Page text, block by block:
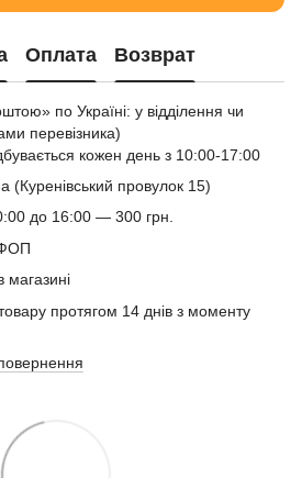
Оплата Возврат
по Україні: у відділення чи
перевізника)
кожен день з 10:00-17:00
(Куренівський провулок 15)
до 16:00 — 300 грн.
магазині
протягом 14 днів з моменту